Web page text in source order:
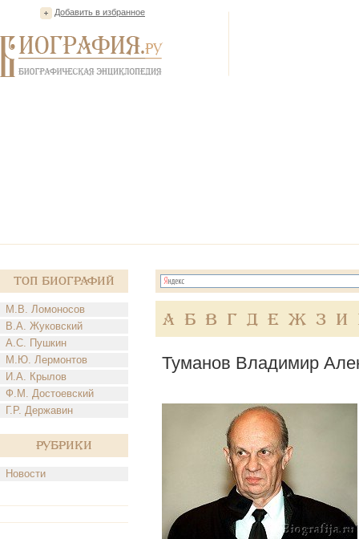
Добавить в избранное
Топ Биографий
М.В. Ломоносов
В.А. Жуковский
А.С. Пушкин
М.Ю. Лермонтов
И.А. Крылов
Ф.М. Достоевский
Г.Р. Державин
Рубрики
Новости
А Б В Г Д Е Ж З И
Туманов Владимир